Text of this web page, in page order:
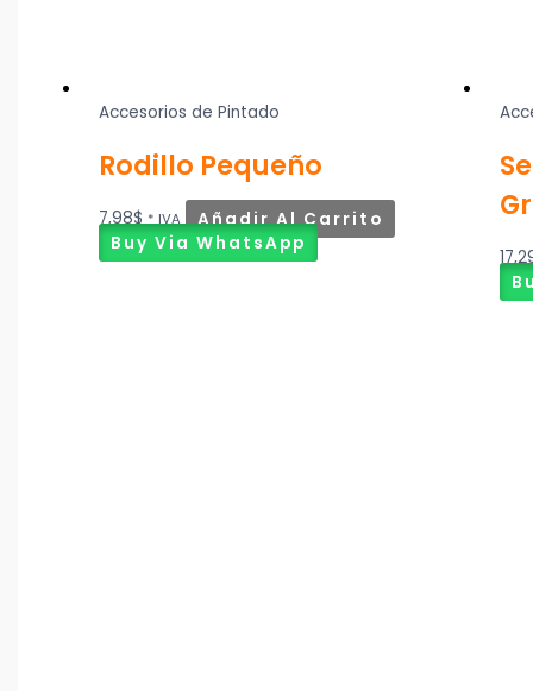
Accesorios de Pintado
Rodillo Pequeño
7,98$ * IVA
Añadir Al Carrito
Buy Via WhatsApp